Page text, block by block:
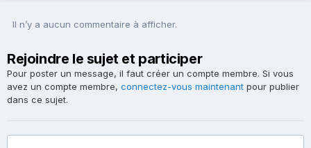
Il n’y a aucun commentaire à afficher.
Rejoindre le sujet et participer
Pour poster un message, il faut créer un compte membre. Si vous
avez un compte membre, connectez-vous maintenant pour publier
dans ce sujet.